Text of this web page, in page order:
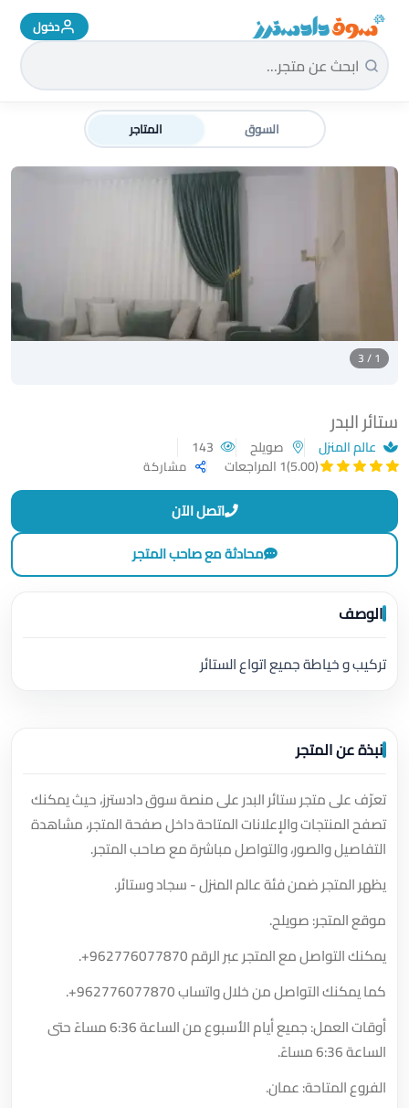
سوق دادسترز الرئيسية دخول
السوق المتاجر
ستائر البدر
عالم المنزل صويلح
(5.00)
1 المراجعات مشاركة
1 / 3
اتصل الآن
محادثة مع صاحب المتجر
الوصف
تركيب و خياطة جميع اتواع الستائر
نبذة عن المتجر
تعرّف على متجر ستائر البدر على منصة سوق دادسترز، حيث يمكنك
تصفح المنتجات والإعلانات المتاحة داخل صفحة المتجر، مشاهدة
التفاصيل والصور، والتواصل مباشرة مع صاحب المتجر.
يظهر المتجر ضمن فئة عالم المنزل - سجاد وستائر.
موقع المتجر: صويلح.
يمكنك التواصل مع المتجر عبر الرقم+962776077870
.
كما يمكنك التواصل من خلال واتساب+962776077870
.
أوقات العمل: جميع أيام الأسبوع من الساعة 6:36 مساءً حتى
الساعة 6:36 مساءً.
الفروع المتاحة: عمان.